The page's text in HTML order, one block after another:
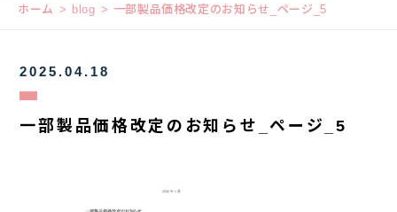
ホーム blog 一部製品価格改定のお知らせ_ページ_5
2025.04.18
一部製品価格改定のお知らせ_ページ_5